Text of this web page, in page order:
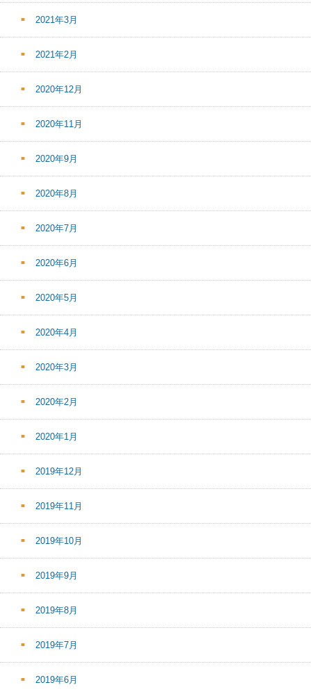
2021年3月
2021年2月
2020年12月
2020年11月
2020年9月
2020年8月
2020年7月
2020年6月
2020年5月
2020年4月
2020年3月
2020年2月
2020年1月
2019年12月
2019年11月
2019年10月
2019年9月
2019年8月
2019年7月
2019年6月